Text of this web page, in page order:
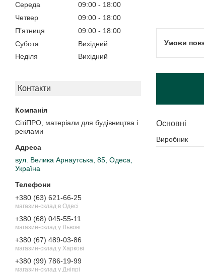
Середа
09:00
18:00
Четвер
09:00
18:00
Пʼятниця
09:00
18:00
Субота
Вихідний
Неділя
Вихідний
Контакти
СітіПРО, матеріали для будівництва і
реклами
вул. Велика Арнаутська, 85, Одеса,
Україна
+380 (63) 621-66-25
магазин-склад в Одесі
+380 (68) 045-55-11
магазин-склад у Львові
+380 (67) 489-03-86
магазин-склад у Харкові
+380 (99) 786-19-99
магазин-склад у Дніпрі
Основні
Виробник